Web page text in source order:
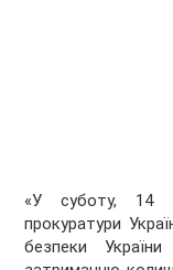
«У суботу, 14
прокуратури
безпеки